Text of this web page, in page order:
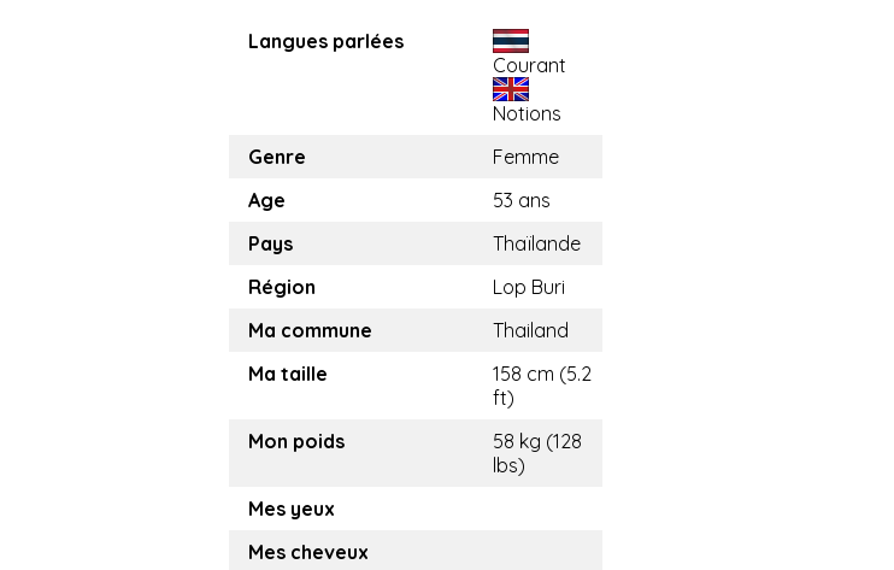
Langues parlées
Courant
Notions
Genre
Femme
Age
53 ans
Pays
Thaïlande
Région
Lop Buri
Ma commune
Thailand
Ma taille
158 cm (5.2
ft)
Mon poids
58 kg (128
lbs)
Mes yeux
Mes cheveux